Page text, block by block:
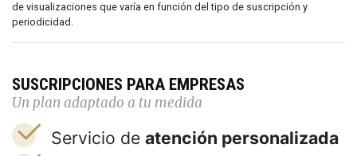
de visualizaciones que varía en función del tipo de suscripción y
periodicidad.
SUSCRIPCIONES PARA EMPRESAS
Un plan adaptado a tu medida
Servicio de atención personalizada